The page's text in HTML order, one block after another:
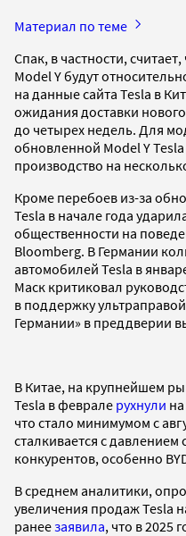
Материал по теме
Спак, в частности,
Model Y будут
на данные сайта Tesla в
ожидания доставки
до четырех недель. Для
обновленной Model Y Tesla
производство на
Кроме перебоев из-за
Tesla в начале года
общественности на
Bloomberg. В Германии
автомобилей Tesla в
Маск критиковал
в поддержку
Германии» в преддверии
В Китае, на крупнейшем
Tesla в феврале рухнули
что стало минимумом с
сталкивается с давлением
конкурентов, особенно
В среднем аналитики,
увеличения продаж Tesla
ранеезаявила, что в 2025